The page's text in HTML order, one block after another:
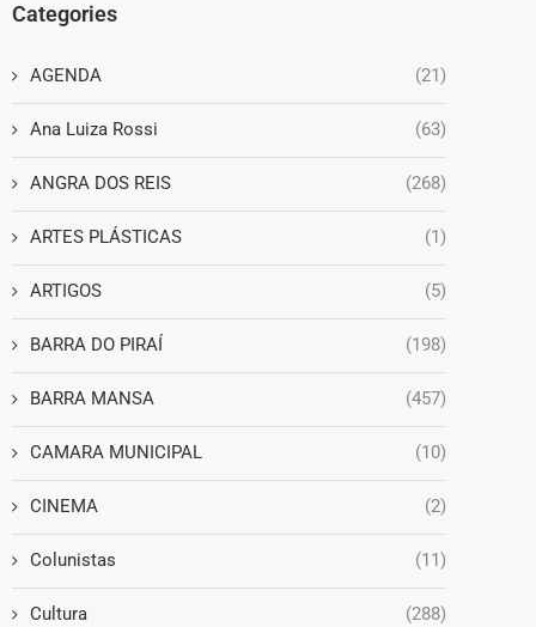
Categories
AGENDA (21)
Ana Luiza Rossi (63)
ANGRA DOS REIS (268)
ARTES PLÁSTICAS (1)
ARTIGOS (5)
BARRA DO PIRAÍ (198)
BARRA MANSA (457)
CAMARA MUNICIPAL (10)
CINEMA (2)
Colunistas (11)
Cultura (288)